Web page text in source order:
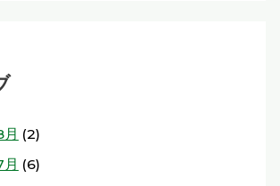
(2)
(6)